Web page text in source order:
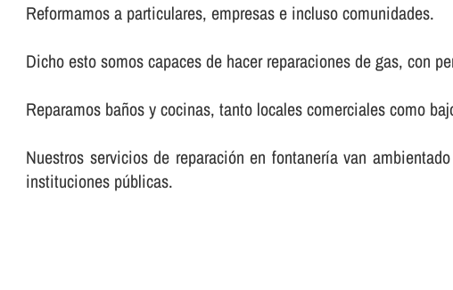
Reformamos a particulares, empresas e incluso comunidades.
Dicho esto somos capaces de hacer reparaciones de gas, con
Reparamos baños y cocinas, tanto locales comerciales como
Nuestros servicios de reparación en fontanerí­a van
instituciones públicas.